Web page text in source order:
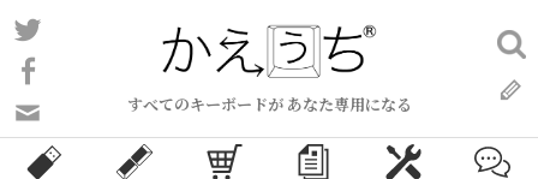
コ
ン
ン
ツ
すべてのキーボードが あなた専用になる
い
合
検
索: